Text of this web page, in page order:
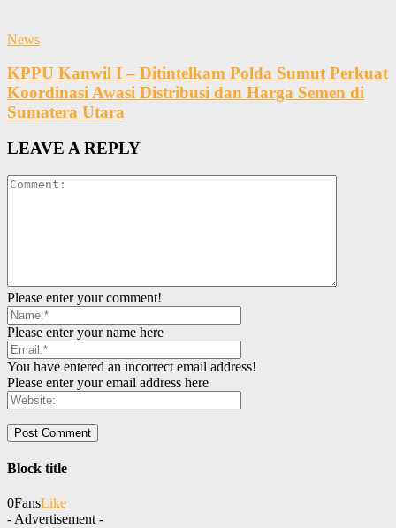
News
KPPU Kanwil I – Ditintelkam Polda Sumut Perkuat
Koordinasi Awasi Distribusi dan Harga Semen di
Sumatera Utara
LEAVE A REPLY
Please enter your comment!
Please enter your name here
You have entered an incorrect email address!
Please enter your email address here
Block title
0FansLike
- Advertisement -